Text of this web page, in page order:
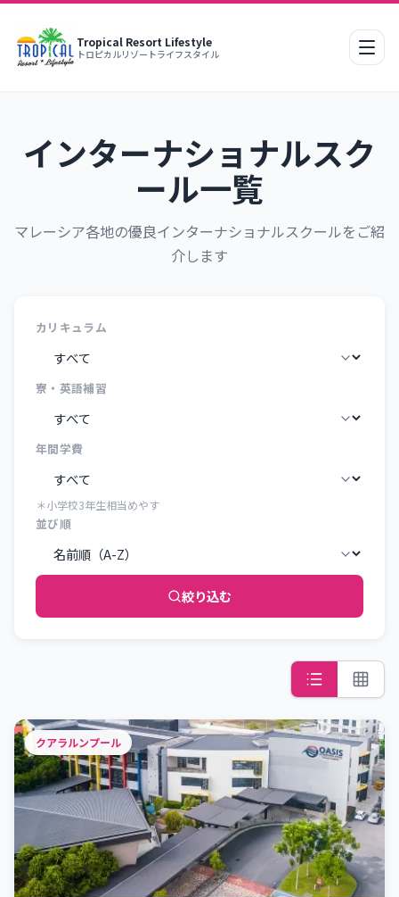
Tropical Resort Lifestyle
トロピカルリゾートライフスタイル モバ
インターナショナルスク
ール一覧
マレーシア各地の優良インターナショナルスクールをご紹
介します
カリキュラム
寮・英語補習
年間学費
＊小学校3年生相当めやす
並び順
絞り込む
クアラルンプール